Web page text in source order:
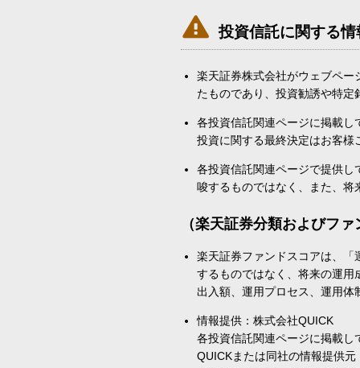
 投資信託に関する
楽天証券株式会社がウェブペ
たものであり、投資勧誘や特
各投資信託関連ページに掲載
投資に関する最終決定はお客
各投資信託関連ページで提供
唆するものではなく、また、
（楽天証券分類およびフ
楽天証券ファンドスコアは、
するものではなく、将来の運
出入額、運用プロセス、運用
情報提供：株式会社QUICK
各投資信託関連ページに掲載
QUICKまたは同社の情報提供